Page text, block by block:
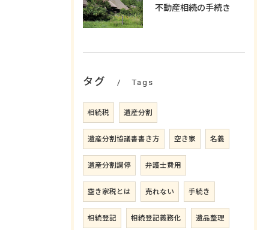
不動産相続の手続き
タグ Tags
相続税 遺産分割
遺産分割協議書書き方 空き家 名義
遺産分割調停 弁護士費用
空き家税とは 売れない 手続き
相続登記 相続登記義務化 遺品整理